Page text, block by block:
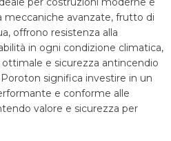
meccaniche avanzate, frutto di
offrono resistenza alla
in ogni condizione climatica,
e sicurezza antincendio
significa investire in un
e conforme alle
valore e sicurezza per